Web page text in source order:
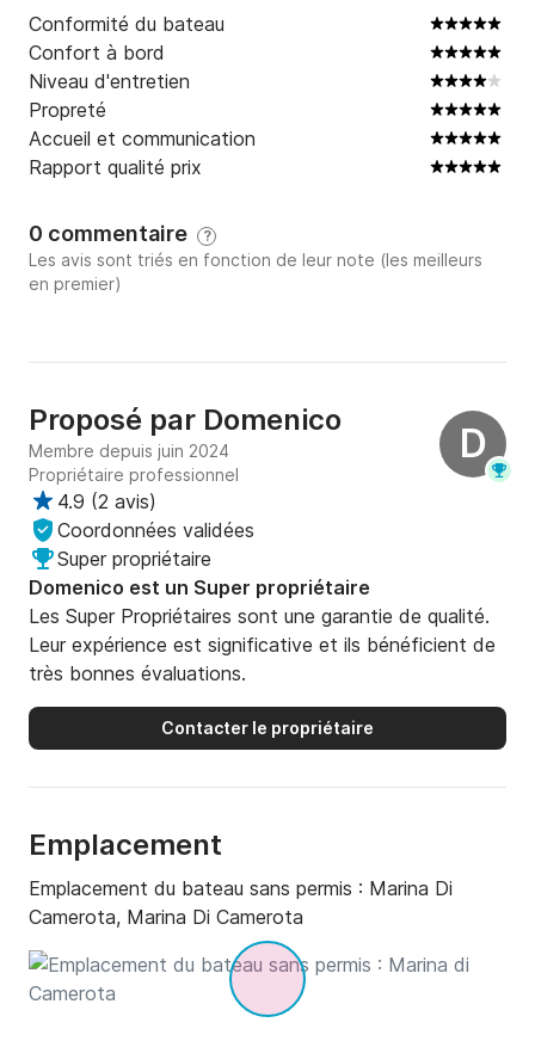
Conformité du bateau
Confort à bord
Niveau d'entretien
Propreté
Accueil et communication
Rapport qualité prix
0 commentaire ?
Les avis sont triés en fonction de leur note (les meilleurs
en premier)
D
Proposé par Domenico
Membre depuis juin 2024
Propriétaire professionnel
4.9 (2 avis)
Coordonnées validées
Super propriétaire
Domenico est un Super propriétaire
Les Super Propriétaires sont une garantie de qualité.
Leur expérience est significative et ils bénéficient de
très bonnes évaluations.
Contacter le propriétaire
Emplacement
Emplacement du bateau sans permis : Marina Di
Camerota, Marina Di Camerota